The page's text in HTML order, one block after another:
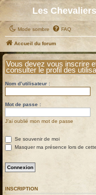
Les
Mode sombre FAQ
Accueil du forum
Vous devez vous inscrire
consulter le profil des
Nom d’utilisateur :
Mot de passe :
J’ai oublié mon mot de passe
Se souvenir de moi
Masquer ma présence lors de
INSCRIPTION